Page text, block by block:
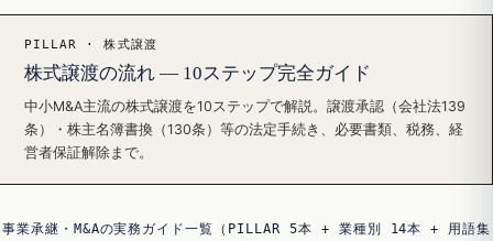
PILLAR · 株式譲渡
株式譲渡の流れ — 10ステップ完全ガイド
中小M&A主流の株式譲渡を10ステップで解説。譲渡承認（会社法139
条）・株主名簿書換（130条）等の法定手続き、必要書類、税務、経
営者保証解除まで。
事業承継・M&Aの実務ガイド一覧（PILLAR 5本 + 業種別 14本 + 用語集